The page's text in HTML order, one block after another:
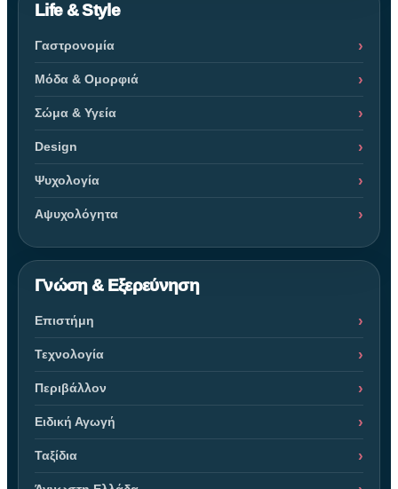
Life & Style
Γαστρονομία
Μόδα & Ομορφιά
Σώμα & Υγεία
Design
Ψυχολογία
Αψυχολόγητα
Γνώση & Εξερεύνηση
Επιστήμη
Τεχνολογία
Περιβάλλον
Ειδική Αγωγή
Ταξίδια